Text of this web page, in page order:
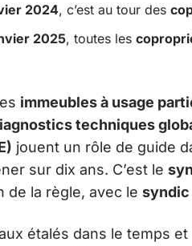
2024, c’est au tour des
2025, toutes les
immeubles à usage
techniques
jouent un rôle de guide
sur dix ans. C’est le
de la règle, avec le syndic
étalés dans le temps et